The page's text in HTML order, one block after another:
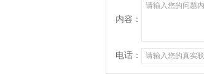
内容：
电话：